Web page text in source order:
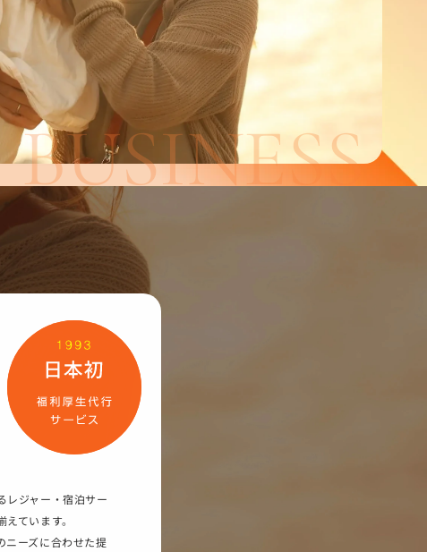
ング
WORK STYLE
研修・社内制度
RECRUIT
募集要項
BUSINESS
レジャー・宿泊サー
ています。
ニーズに合わせた提